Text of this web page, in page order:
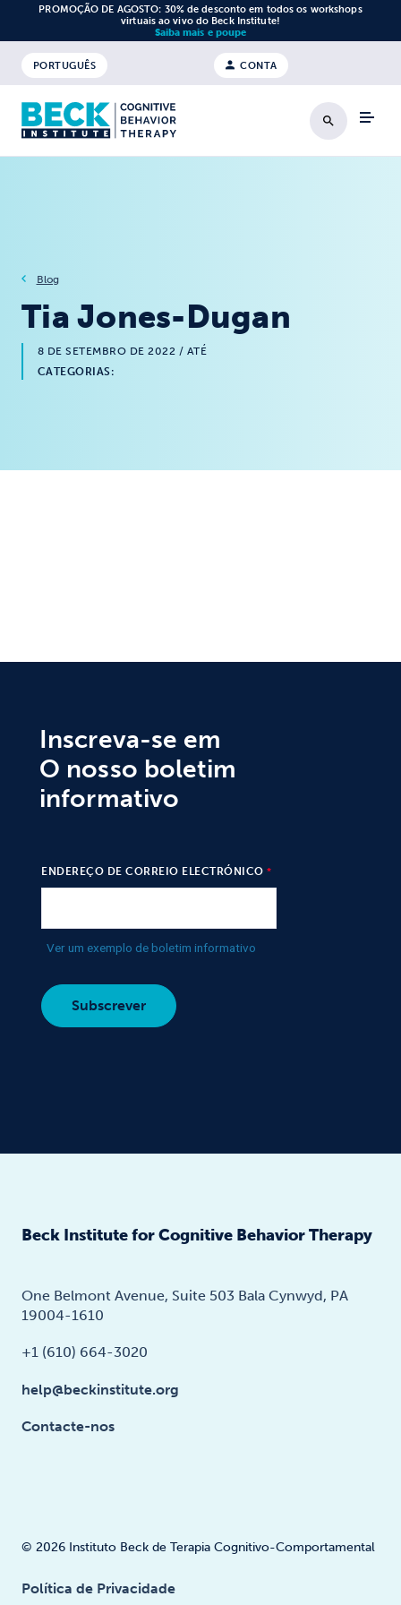
Saltar para o conteúdo
PROMOÇÃO DE AGOSTO: 30% de desconto em todos os workshops
virtuais ao vivo do Beck Institute!
Saiba mais e poupe
CONTA
PORTUGUÊS
Pesquisa
Blog
Tia Jones-Dugan
8 DE SETEMBRO DE 2022 / ATÉ
CATEGORIAS:
Inscreva-se em
O nosso boletim
informativo
ENDEREÇO DE CORREIO ELECTRÓNICO
Ver um exemplo de boletim informativo
Beck Institute for Cognitive Behavior Therapy
One Belmont Avenue, Suite 503 Bala Cynwyd, PA
19004-1610
+1 (610) 664-3020
help@beckinstitute.org
Contacte-nos
© 2026 Instituto Beck de Terapia Cognitivo-Comportamental
Política de Privacidade